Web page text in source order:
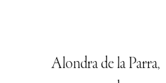
Alondra de la Parra,